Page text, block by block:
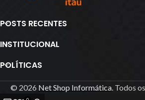
POSTS RECENTES
INSTITUCIONAL
POLÍTICAS
© 2026 Net Shop Informática. Todos